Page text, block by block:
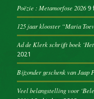
Poëzie : Metamorfose 2026 9
125 jaar klooster “Maria
Ad de Klerk schrijft boek
2021
Bijzonder geschenk van Jaap
Veel belangstelling voor